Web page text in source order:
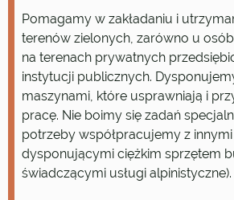
Pomagamy w zakładaniu i
terenów zielonych, zarówno u
na terenach prywatnych
instytucji publicznych.
maszynami, które usprawniają i
pracę. Nie boimy się zadań
potrzeby współpracujemy z
dysponującymi ciężkim sprzętem
świadczącymi usługi alpinistyczne).